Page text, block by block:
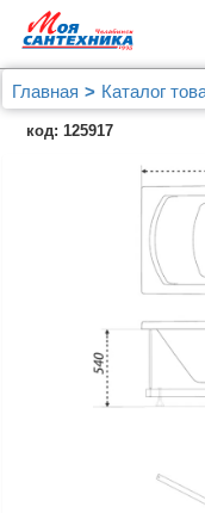
Главная Каталог
Акриловая ванна
код: 125917